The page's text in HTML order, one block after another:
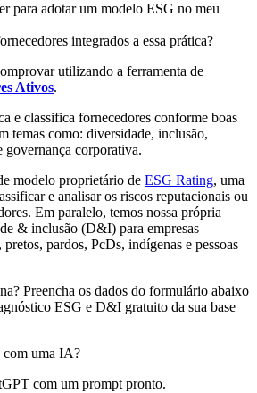
para adotar um modelo ESG no meu
integrados a essa prática?
utilizando a ferramenta de
Ativos.
e classifica fornecedores conforme boas
temas como: diversidade, inclusão,
governança corporativa.
modelo proprietário de ESG Rating, uma
e analisar os riscos reputacionais ou
Em paralelo, temos nossa própria
& inclusão (D&I) para empresas
pretos, pardos, PcDs, indígenas e pessoas
Preencha os dados do formulário abaixo
ESG e D&I gratuito da sua base
com uma IA?
com um prompt pronto.